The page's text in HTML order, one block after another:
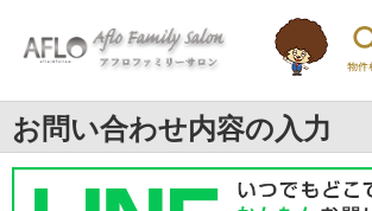
お問い合わせ内容の入力